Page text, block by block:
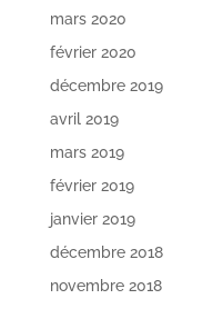
mars 2020
février 2020
décembre 2019
avril 2019
mars 2019
février 2019
janvier 2019
décembre 2018
novembre 2018